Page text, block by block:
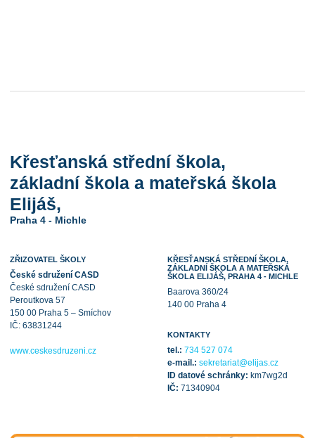
Křesťanská střední škola,
základní škola a mateřská škola
Elijáš,
Praha 4 - Michle
ZŘIZOVATEL ŠKOLY
České sdružení CASD
České sdružení CASD
Peroutkova 57
150 00 Praha 5 – Smíchov
IČ: 63831244
www.ceskesdruzeni.cz
KŘESŤANSKÁ STŘEDNÍ ŠKOLA,
ZÁKLADNÍ ŠKOLA A MATEŘSKÁ
ŠKOLA ELIJÁŠ, PRAHA 4 - MICHLE
Baarova 360/24
140 00 Praha 4
KONTAKTY
tel.: 734 527 074
e-mail.: sekretariat@elijas.cz
ID datové schránky: km7wg2d
IČ: 71340904